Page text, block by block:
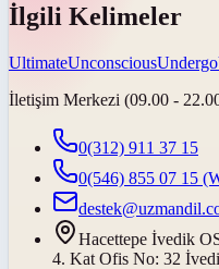
İlgili Kelimeler
UltimateUnconsciousUndergo
İletişim Merkezi (09.00 -
0(312) 911 37 15
0(546) 855 07 15
Hacettepe İvedik
4. Kat Ofis No: 32